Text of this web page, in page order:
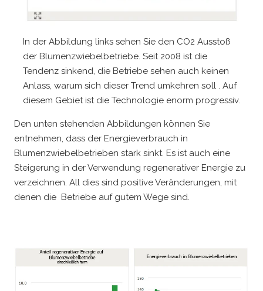
In der Abbildung links sehen Sie den CO2 Ausstoß
der Blumenzwiebelbetriebe. Seit 2008 ist die
Tendenz sinkend, die Betriebe sehen auch keinen
Anlass, warum sich dieser Trend umkehren soll . Auf
diesem Gebiet ist die Technologie enorm progressiv.
Den unten stehenden Abbildungen können Sie
entnehmen, dass der Energieverbrauch in
Blumenzwiebelbetrieben stark sinkt. Es ist auch eine
Steigerung in der Verwendung regenerativer Energie zu
verzeichnen. All dies sind positive Veränderungen, mit
denen die Betriebe auf gutem Wege sind.